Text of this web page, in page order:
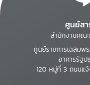
ศูนย์ส
สำนักงานคณ
ศูนย์ราชการเฉลิมพ
อาคารรัฐ
120 หมู่ที่ 3 ถนนแ